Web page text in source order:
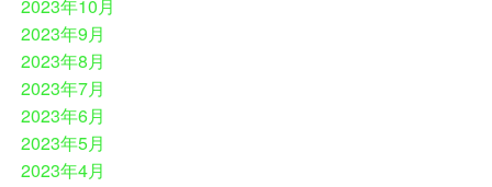
2023年10月
2023年9月
2023年8月
2023年7月
2023年6月
2023年5月
2023年4月